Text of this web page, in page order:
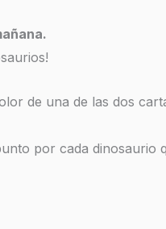
de una de las dos
por cada dinosaurio